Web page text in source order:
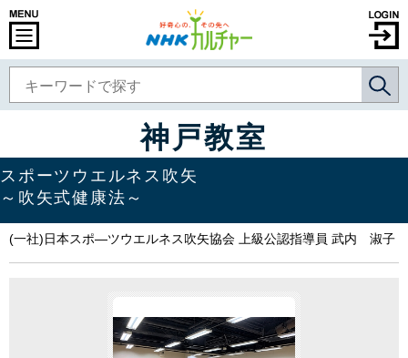
神戸教室
スポーツウエルネス吹矢
～吹矢式健康法～
(一社)日本スポ―ツウエルネス吹矢協会 上級公認指導員 武内 淑子